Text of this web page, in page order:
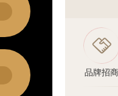
品牌招商